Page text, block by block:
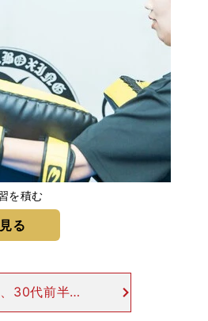
を積む
る
30代前半ま
は、コロナ